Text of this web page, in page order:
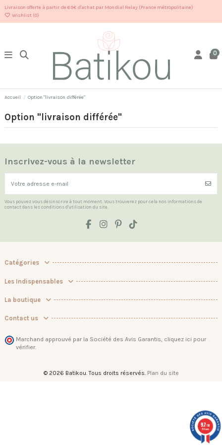
Livraison offerte à partir de 69€ d'achat par Mondial Relay (France métropolitaine)
Wishlist (0)
0
Accueil Option "livraison différée"
Option "livraison différée"
Inscrivez-vous à la newsletter
Vous pouvez vous désinscrire à tout moment. Vous trouverez pour cela nos informations de
contact dans les conditions d'utilisation du site.
Catégories
Les Indispensables
La boutique
Contact us
Marchand approuvé par la Société des Avis Garantis, cliquez ici pour
vérifier.
© 2026 Batikou. Tous droits réservés. Plan du site
9.7/10
256 avis